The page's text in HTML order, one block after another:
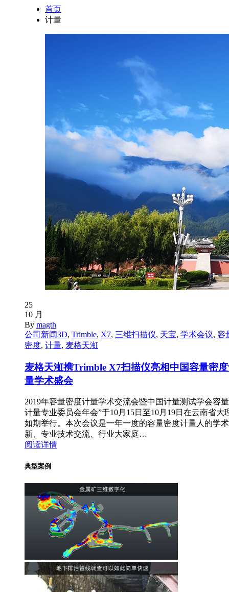
首页
计量
25
10 月
By magth
公司新闻3D, Trimble, X7, 三维扫描仪, 天宝, 学术会议, 容
密度, 计量, 麦格天渱
麦格天渱携Trimble X7扫描仪亮相中国容量密
量学术盛会
2019年容量密度计量学术交流会暨中国计量测试学会容
计量专业委员会年会”于10月15日至10月19日在云南省大
如期举行。本次会议是一年一度的容量密度计量人的学
新、专业技术交流、行业大家庭…
阅读详情
典型案例